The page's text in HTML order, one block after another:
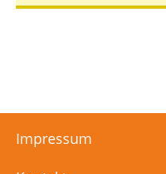
Impressum